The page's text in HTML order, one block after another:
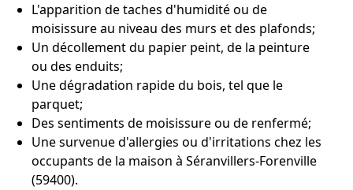
L'apparition de taches d'humidité ou de
moisissure au niveau des murs et des plafonds;
Un décollement du papier peint, de la peinture
ou des enduits;
Une dégradation rapide du bois, tel que le
parquet;
Des sentiments de moisissure ou de renfermé;
Une survenue d'allergies ou d'irritations chez les
occupants de la maison à Séranvillers-Forenville
(59400).